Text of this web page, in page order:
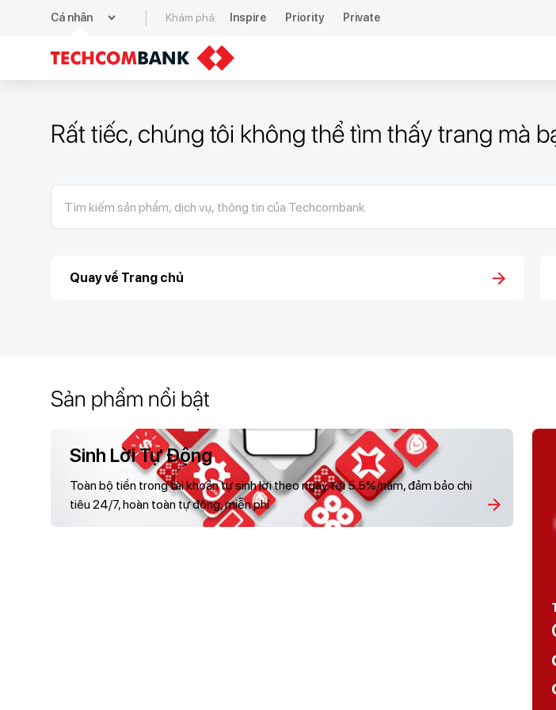
Cá nhân expand_more Khám phá: Inspire Priority Private
Rất tiếc, chúng tôi không thể tìm thấy trang mà
Quay về Trang chủ
Sản phẩm nổi bật
Sinh Lời Tự Động​
Toàn bộ tiền trong tài khoản tự sinh lời theo ngày tới 5.5%/năm, đảm bảo chi
tiêu 24/7, hoàn toàn tự động, miễn phí